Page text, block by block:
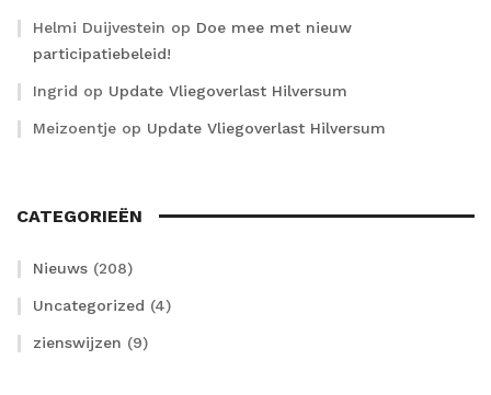
Helmi Duijvestein op Doe mee met nieuw
participatiebeleid!
Ingrid op Update Vliegoverlast Hilversum
Meizoentje op Update Vliegoverlast Hilversum
CATEGORIEËN
Nieuws (208)
Uncategorized (4)
zienswijzen (9)